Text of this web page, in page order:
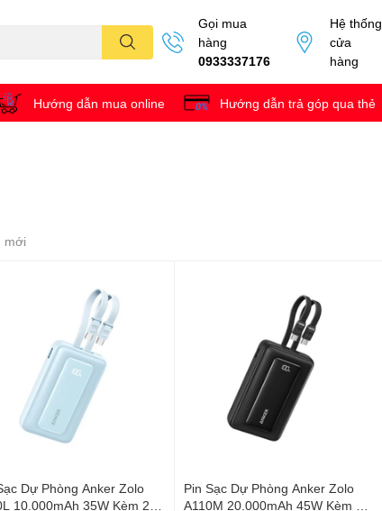
Gọi mua
hàng
0933337176
Hệ thống
cửa
hàng
Hướng dẫn mua online Hướng dẫn trả góp qua thẻ
mới
Dự Phòng Anker Zolo
10.000mAh 35W Kèm 2
Pin Sạc Dự Phòng Anker Zolo
A110M 20.000mAh 45W Kèm 2